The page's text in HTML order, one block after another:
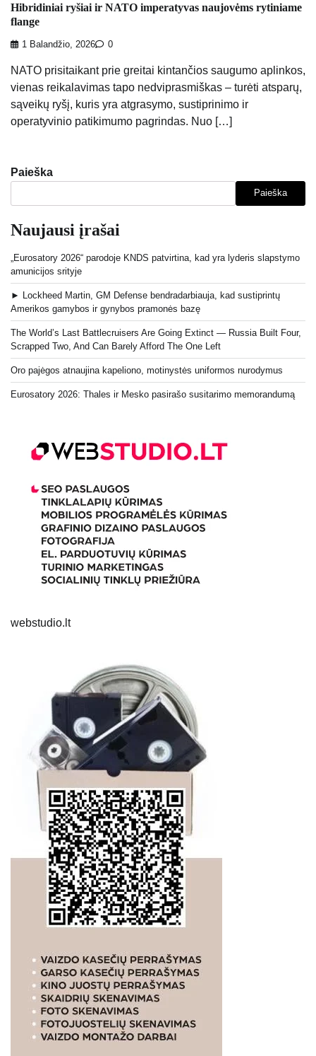
Hibridiniai ryšiai ir NATO imperatyvas naujovėms rytiniame
flange
1 Balandžio, 2026 0
NATO prisitaikant prie greitai kintančios saugumo aplinkos,
vienas reikalavimas tapo nedviprasmiškas – turėti atsparų,
sąveikų ryšį, kuris yra atgrasymo, sustiprinimo ir
operatyvinio patikimumo pagrindas. Nuo […]
Paieška
Paieška
Naujausi įrašai
„Eurosatory 2026“ parodoje KNDS patvirtina, kad yra lyderis slapstymo
amunicijos srityje
► Lockheed Martin, GM Defense bendradarbiauja, kad sustiprintų
Amerikos gamybos ir gynybos pramonės bazę
The World’s Last Battlecruisers Are Going Extinct — Russia Built Four,
Scrapped Two, And Can Barely Afford The One Left
Oro pajėgos atnaujina kapeliono, motinystės uniformos nurodymus
Eurosatory 2026: Thales ir Mesko pasirašo susitarimo memorandumą
webstudio.lt